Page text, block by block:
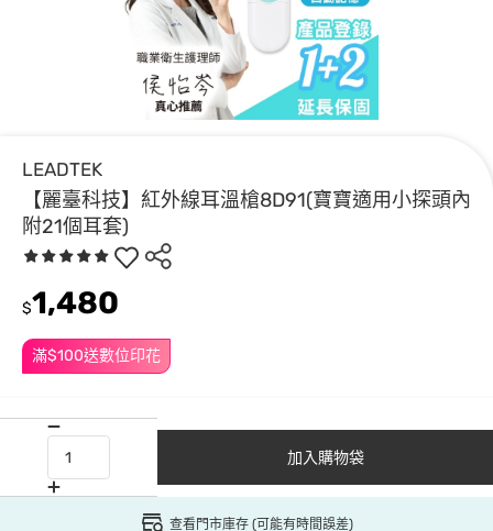
LEADTEK
【麗臺科技】紅外線耳溫槍8D91(寶寶適用小探頭內
附21個耳套)
滿$100送數位印花
$1,480
加入購物袋
查看門市庫存 (可能有時間誤差)